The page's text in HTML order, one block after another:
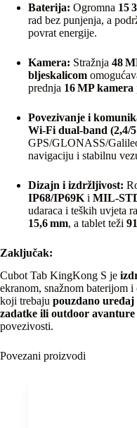
Baterija: Ogromna 15
rad bez punjenja, a
povrat energije.
Kamera: Stražnja 48
bljeskalicom
prednja 16 MP kamera
Povezivanje i
Wi‑Fi dual‑band (2,4/
GPS/GLONASS/
navigaciju i stabilnu
Dizajn i izdržljivost:
IP68/IP69K i
udaraca i teških uvjeta
15,6 mm, a tablet teži
Zaključak:
Cubot Tab KingKong S je
ekranom, snažnom baterijom
koji trebaju pouzdano
zadatke ili outdoor avanture
povezivosti.
Povezani proizvodi